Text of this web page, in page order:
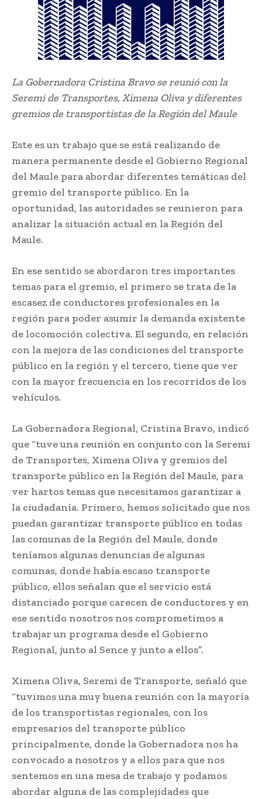
La Gobernadora Cristina Bravo se reunió con la
Seremi de Transportes, Ximena Oliva y diferentes
gremios de transportistas de la Región del Maule
Este es un trabajo que se está realizando de
manera permanente desde el Gobierno Regional
del Maule para abordar diferentes temáticas del
gremio del transporte público. En la
oportunidad, las autoridades se reunieron para
analizar la situación actual en la Región del
Maule.
En ese sentido se abordaron tres importantes
temas para el gremio, el primero se trata de la
escasez de conductores profesionales en la
región para poder asumir la demanda existente
de locomoción colectiva. El segundo, en relación
con la mejora de las condiciones del transporte
público en la región y el tercero, tiene que ver
con la mayor frecuencia en los recorridos de los
vehículos.
La Gobernadora Regional, Cristina Bravo, indicó
que “tuve una reunión en conjunto con la Seremi
de Transportes, Ximena Oliva y gremios del
transporte público en la Región del Maule, para
ver hartos temas que necesitamos garantizar a
la ciudadanía. Primero, hemos solicitado que nos
puedan garantizar transporte público en todas
las comunas de la Región del Maule, donde
teníamos algunas denuncias de algunas
comunas, donde había escaso transporte
público, ellos señalan que el servicio está
distanciado porque carecen de conductores y en
ese sentido nosotros nos comprometimos a
trabajar un programa desde el Gobierno
Regional, junto al Sence y junto a ellos”.
Ximena Oliva, Seremi de Transporte, señaló que
“tuvimos una muy buena reunión con la mayoría
de los transportistas regionales, con los
empresarios del transporte público
principalmente, donde la Gobernadora nos ha
convocado a nosotros y a ellos para que nos
sentemos en una mesa de trabajo y podamos
abordar alguna de las complejidades que